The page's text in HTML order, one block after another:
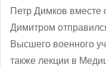
Петр Димков вместе
Димитром
Высшего военного
также лекции в